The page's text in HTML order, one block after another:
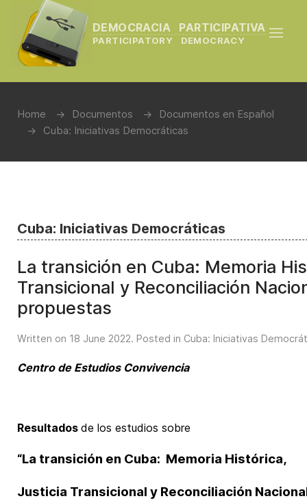
DEMOCRACIA PARTICIPATIVA
PARTICIPATORY DEMOCRACY
Home Documentos
Documentos en Español
Cuba: Iniciativas Democráticas
Cuba: Iniciativas Democráticas
La transición en Cuba: Memoria
Transicional y Reconciliación
propuestas
Written on 18 June 2022. Posted in Cuba: Iniciativas
Centro de Estudios Convivencia
Resultados de los estudios sobre
“La transición en Cuba: Memoria Histórica,
Justicia Transicional y Reconciliación